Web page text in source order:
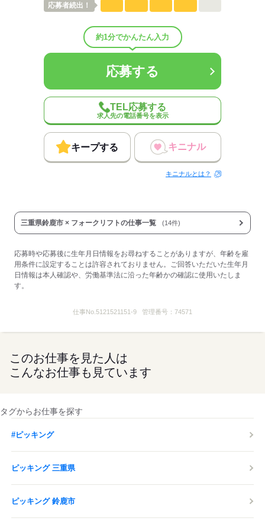
男女比（男8：女2）
従業員数1～29人
応募する
応募者続出！
約1分でかんたん入力
応募する
TEL応募する
求人先の電話番号を表示
キープする キニナル
キニナルとは？
三重県鈴鹿市 × フォークリフトの仕事一覧 (14件)
応募時や応募後に生年月日情報をお尋ねすることがありますが、年齢を雇
用条件に設定することは許容されておりません。ご回答いただいた生年月
日情報は本人確認や、労働基準法に沿った年齢かの確認に使用いたしま
す。
仕事No. 5121521151-9 管理番号：74571
このお仕事を見た人は
こんなお仕事も見ています
タグからお仕事を探す
#ピッキング
ピッキング 三重県
ピッキング 鈴鹿市